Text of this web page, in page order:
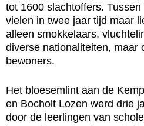
tot 1600 slachtoffers.
vielen in twee jaar tijd maar
alleen smokkelaars,
diverse nationaliteiten, maar
bewoners.
Het bloesemlint aan de
en Bocholt Lozen werd drie
door de leerlingen van